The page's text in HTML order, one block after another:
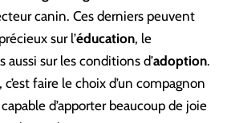
canin. Ces derniers peuvent
sur l’éducation, le
sur les conditions d’adoption.
, c’est faire le choix d’un compagnon
d’apporter beaucoup de joie